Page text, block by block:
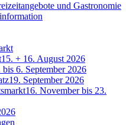
und Gastronomie
15. + 16. August 2026
bis 6. September 2026
19. September 2026
16. November bis 23.